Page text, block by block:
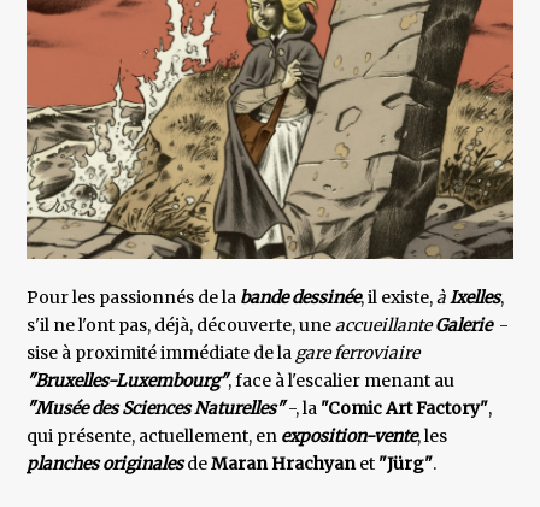
Pour les passionnés de la bande dessinée, il existe,àIxelles,
s'il ne l'ont pas, déjà, découverte, uneaccueillanteGalerie -
sise à proximité immédiate de la gare ferroviaire
"Bruxelles-Luxembourg", face à l'escalier menant au
"Musée des Sciences Naturelles"-, la "Comic Art Factory",
qui présente, actuellement, en exposition-vente, les
planches originalesdeMaran Hrachyanet "Jürg".